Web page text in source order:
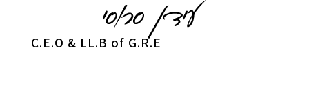
C.E.O & LL.B of G.R.E